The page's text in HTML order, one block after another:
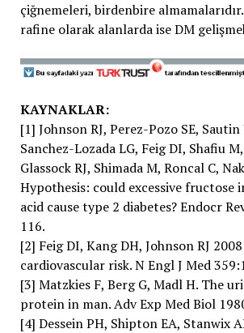
çiğnemeleri, birdenbire
rafine olarak alanlarda ise DM
KAYNAKLAR:
[1] Johnson RJ, Perez-Pozo SE,
Sanchez-Lozada LG, Feig DI, Shafiu
Glassock RJ, Shimada M, Roncal C,
Hypothesis: could excessive fructose
acid cause type 2 diabetes? Endocr
116.
[2] Feig DI, Kang DH, Johnson RJ
cardiovascular risk. N Engl J Med
[3] Matzkies F, Berg G, Madl H. The
protein in man. Adv Exp Med Biol
[4] Dessein PH, Shipton EA, Stanwix